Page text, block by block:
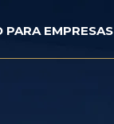
PARA EMPRESAS